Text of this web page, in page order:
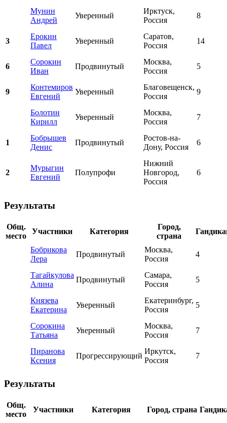
Мунин
Андрей
Уверенный
Ирктуск,
Россия
8
3
Ерокин
Павел
Уверенный
Саратов,
Россия
14
6
Сорокин
Иван
Продвинутый
Москва,
Россия
5
9
Контемиров
Евгений
Уверенный
Благовещенск,
Россия
9
Болотин
Кирилл
Уверенный
Москва,
Россия
7
1
Бобрышев
Денис
Продвинутый
Ростов-на-
Дону, Россия
6
2
Мурыгин
Евгений
Полупрофи
Нижний
Новгород,
Россия
6
Результаты
Общ.
место
Участники Категория
Город,
страна
Бобрикова
Лера
Продвинутый
Москва,
Россия
4
Тагайкулова
Алина
Продвинутый
Самара,
Россия
5
Князева
Екатерина
Уверенный
Екатеринбург,
Россия
5
Сорокина
Татьяна
Уверенный
Москва,
Россия
7
Пиранова
Ксения
Прогрессирующий
Иркутск,
Россия
7
Результаты
Общ.
место
Участники Категория Город, страна